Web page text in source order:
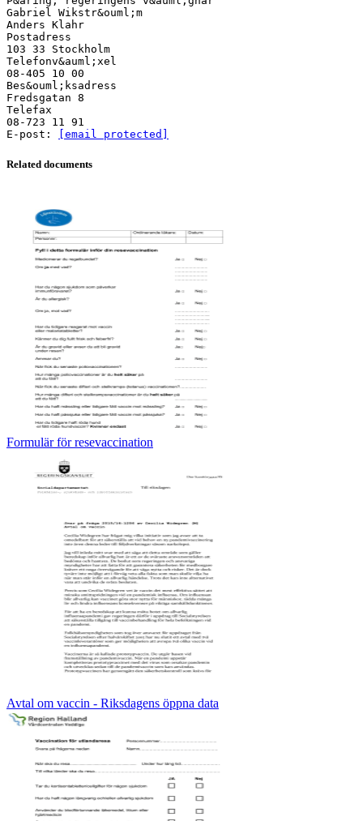
Gabriel Wikstr&ouml;m
Anders Klahr
Postadress
103 33 Stockholm
Telefonv&auml;xel
08-405 10 00
Bes&ouml;ksadress
Fredsgatan 8
Telefax
08-723 11 91
E-post:
[email protected]
Related documents
Formulär för resevaccination
Avtal om vaccin - Riksdagens öppna data